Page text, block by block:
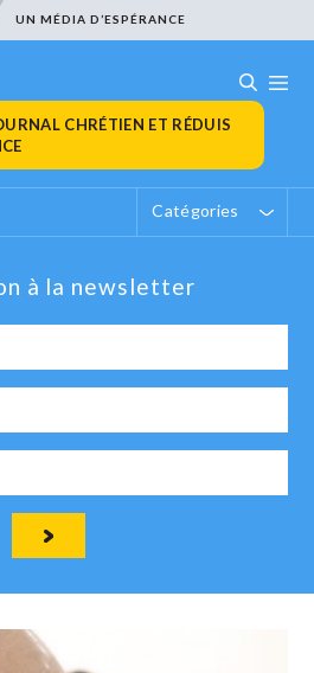
UN MÉDIA D’ESPÉRANCE
CHRÉTIEN ET RÉDUIS
Catégories
à la newsletter